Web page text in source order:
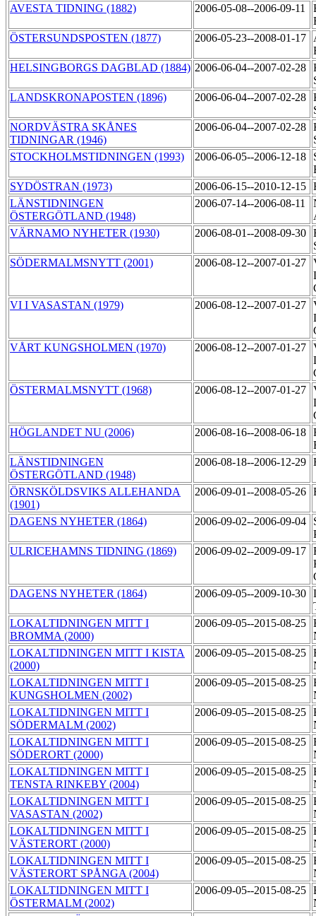
AVESTA TIDNING (1882)
2006-05-08--2006-09-11
ÖSTERSUNDSPOSTEN (1877)
2006-05-23--2008-01-17
HELSINGBORGS DAGBLAD (1884) 2006-06-04--2007-02-28
LANDSKRONAPOSTEN (1896)
2006-06-04--2007-02-28
NORDVÄSTRA SKÅNES
TIDNINGAR (1946)
2006-06-04--2007-02-28
STOCKHOLMSTIDNINGEN (1993)
2006-06-05--2006-12-18
SYDÖSTRAN (1973)
2006-06-15--2010-12-15
LÄNSTIDNINGEN
ÖSTERGÖTLAND (1948)
2006-07-14--2006-08-11
VÄRNAMO NYHETER (1930)
2006-08-01--2008-09-30
SÖDERMALMSNYTT (2001)
2006-08-12--2007-01-27
VI I VASASTAN (1979)
2006-08-12--2007-01-27
VÅRT KUNGSHOLMEN (1970)
2006-08-12--2007-01-27
ÖSTERMALMSNYTT (1968)
2006-08-12--2007-01-27
HÖGLANDET NU (2006)
2006-08-16--2008-06-18
LÄNSTIDNINGEN
ÖSTERGÖTLAND (1948)
2006-08-18--2006-12-29
ÖRNSKÖLDSVIKS ALLEHANDA
(1901)
2006-09-01--2008-05-26
DAGENS NYHETER (1864) 2006-09-02--2006-09-04
ULRICEHAMNS TIDNING (1869)
2006-09-02--2009-09-17
DAGENS NYHETER (1864)
2006-09-05--2009-10-30
LOKALTIDNINGEN MITT I
BROMMA (2000)
2006-09-05--2015-08-25
LOKALTIDNINGEN MITT I KISTA
(2000)
2006-09-05--2015-08-25
LOKALTIDNINGEN MITT I
KUNGSHOLMEN (2002)
2006-09-05--2015-08-25
LOKALTIDNINGEN MITT I
SÖDERMALM (2002)
2006-09-05--2015-08-25
LOKALTIDNINGEN MITT I
SÖDERORT (2000)
2006-09-05--2015-08-25
LOKALTIDNINGEN MITT I
TENSTA RINKEBY (2004)
2006-09-05--2015-08-25
LOKALTIDNINGEN MITT I
VASASTAN (2002)
2006-09-05--2015-08-25
LOKALTIDNINGEN MITT I
VÄSTERORT (2000)
2006-09-05--2015-08-25
LOKALTIDNINGEN MITT I
VÄSTERORT SPÅNGA (2004)
2006-09-05--2015-08-25
LOKALTIDNINGEN MITT I
ÖSTERMALM (2002)
2006-09-05--2015-08-25